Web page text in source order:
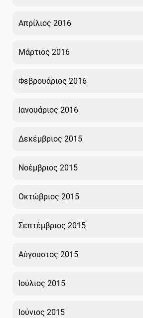
Απρίλιος 2016
Μάρτιος 2016
Φεβρουάριος 2016
Ιανουάριος 2016
Δεκέμβριος 2015
Νοέμβριος 2015
Οκτώβριος 2015
Σεπτέμβριος 2015
Αύγουστος 2015
Ιούλιος 2015
Ιούνιος 2015